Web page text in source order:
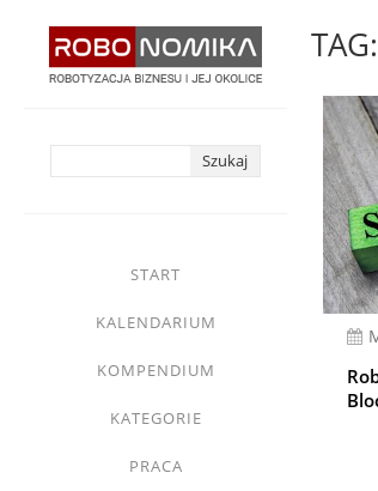
START
KALENDARIUM
KOMPENDIUM
KATEGORIE
PRACA